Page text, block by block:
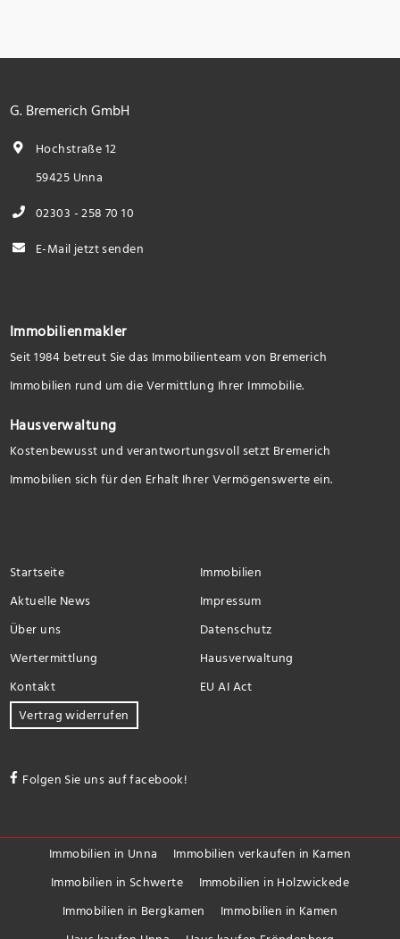
G. Bremerich GmbH
Hochstraße 12
59425 Unna
02303 - 258 70 10
E-Mail jetzt senden
Immobilienmakler
Seit 1984 betreut Sie das Immobilienteam von Bremerich
Immobilien rund um die Vermittlung Ihrer Immobilie.
Hausverwaltung
Kostenbewusst und verantwortungsvoll setzt Bremerich
Immobilien sich für den Erhalt Ihrer Vermögenswerte ein.
Startseite
Immobilien
Aktuelle News
Impressum
Über uns
Datenschutz
Wertermittlung
Hausverwaltung
Kontakt
EU AI Act
Vertrag widerrufen
Folgen Sie uns auf facebook!
Immobilien in Unna
Immobilien verkaufen in Kamen
Immobilien in Schwerte
Immobilien in Holzwickede
Immobilien in Bergkamen
Immobilien in Kamen